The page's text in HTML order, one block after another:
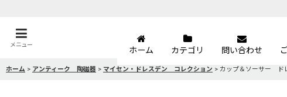
メニュー
ホーム カテゴリ 問い合わせ
ホーム > アンティーク 陶磁器 > マイセン・ドレスデン コレクション > カップ＆ソーサー ド